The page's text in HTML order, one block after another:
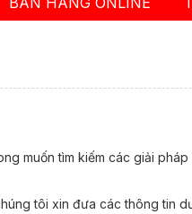
muốn tìm kiếm các giải pháp
tôi xin đưa các thông tin